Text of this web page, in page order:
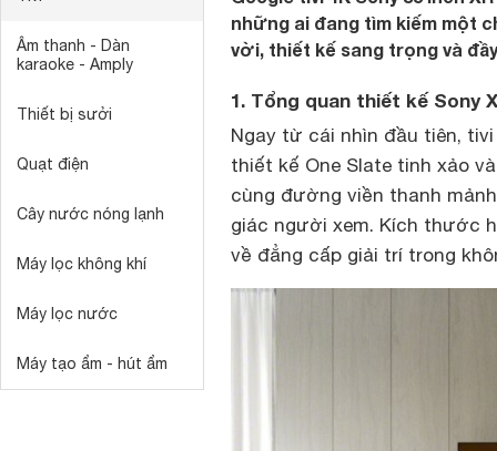
Âm thanh - Dàn
karaoke - Amply
Thiết bị sưởi
Quạt điện
Cây nước nóng lạnh
Máy lọc không khí
Máy lọc nước
Máy tạo ẩm - hút ẩm
những ai đang tìm kiếm một
vời, thiết kế sang trọng và
1. Tổng quan thiết kế Sony
Ngay từ cái nhìn đầu tiên,
thiết kế One Slate tinh xảo
cùng đường viền thanh
giác người xem. Kích thước
về đẳng cấp giải trí trong